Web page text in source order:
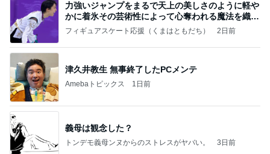
力強いジャンプをまるで天上の美しさのように軽や
かに着氷その芸術性によって心奪われる魔法を織り
なす
フィギュアスケート応援（くまはともだち） 2日前
津久井教生 無事終了したPCメンテ
Amebaトピックス 1日前
義母は観念した？
トンデモ義母ンヌからのストレスがヤバい。 3日前